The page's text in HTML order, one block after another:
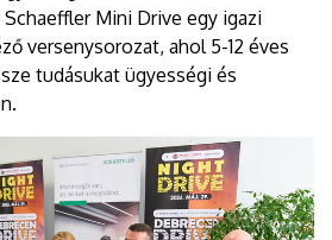
Mini Drive egy igazi
versenysorozat, ahol 5-12 éves
tudásukat ügyességi és